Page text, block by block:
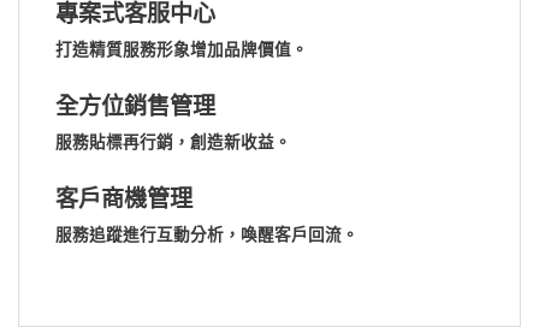
專案式客服中心
打造精質服務形象增加品牌價值。
全方位銷售管理
服務貼標再行銷，創造新收益。
客戶商機管理
服務追蹤進行互動分析，喚醒客戶回流。